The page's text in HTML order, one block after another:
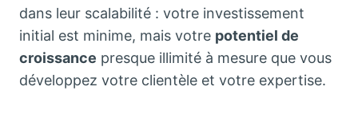
dans leur scalabilité : votre investissement
initial est minime, mais votre potentiel de
croissance presque illimité à mesure que vous
développez votre clientèle et votre expertise.